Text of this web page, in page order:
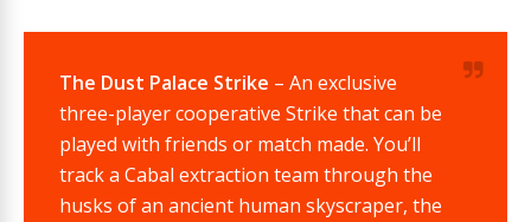
The Dust Palace Strike – An exclusive
three-player cooperative Strike that can be
played with friends or match made. You’ll
track a Cabal extraction team through the
husks of an ancient human skyscraper, the